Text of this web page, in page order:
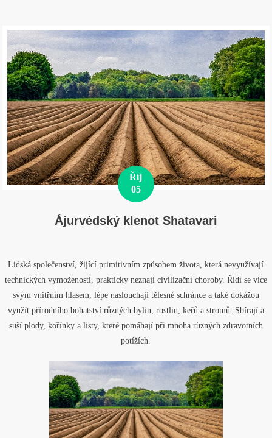
Říj
05
Ájurvédský klenot Shatavari
Lidská společenství, žijící primitivním způsobem života, která nevyužívají
technických vymožeností, prakticky neznají civilizační choroby. Řídí se více
svým vnitřním hlasem, lépe naslouchají tělesné schránce a také dokážou
využít přírodního bohatství různých bylin, rostlin, keřů a stromů. Sbírají a
suší plody, kořínky a listy, které pomáhají při mnoha různých zdravotních
potížích.